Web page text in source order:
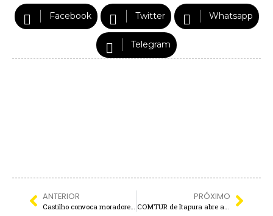
Facebook Twitter Whatsapp
Telegram
ANTERIOR PRÓXIMO